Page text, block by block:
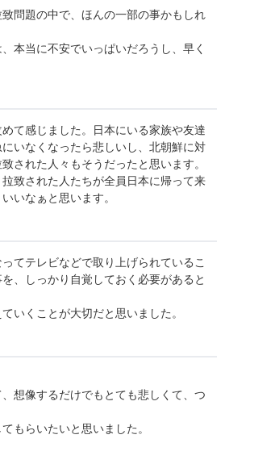
問題の中で、ほんの一部の事かもしれ
本当に不安でいっぱいだろうし、早く
て感じました。日本にいる家族や友達
いなくなったら悲しいし、北朝鮮に対
された人々もそうだったと思います。
致された人たちが全員日本に帰って来
いなぁと思います。
てテレビなどで取り上げられているこ
、しっかり自覚しておく必要があると
いくことが大切だと思いました。
想像するだけでもとても悲しくて、つ
もらいたいと思いました。